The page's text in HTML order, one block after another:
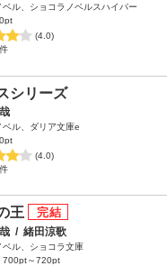
ベル、ショコラノベルスハイパー
(4.0)
シリーズ
ベル、ダリア文庫e
(4.0)
王
/ 緒田涼歌
ベル、ショコラ文庫
700pt～720pt